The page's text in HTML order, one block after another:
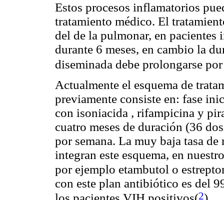
Estos procesos inflamatorios
tratamiento médico. El
del de la pulmonar, en pacientes
durante 6 meses, en cambio la
diseminada debe prolongarse
Actualmente el esquema de
previamente consiste en: fase
con isoniacida , rifampicina y
cuatro meses de duración (36
por semana. La muy baja tasa
integran este esquema, en
por ejemplo etambutol o
con este plan antibiótico es del
2